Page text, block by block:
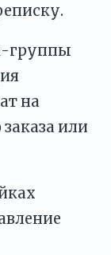
группы
на
или